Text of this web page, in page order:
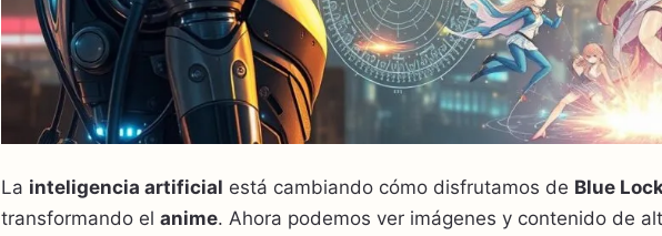
La inteligencia artificial está cambiando cómo disfrutamos de Blue
transformando el anime. Ahora podemos ver imágenes y contenido de